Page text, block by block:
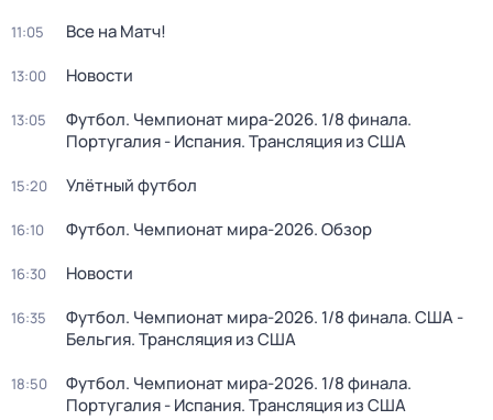
11:05 Все на Матч!
13:00 Новости
13:05
Футбол. Чемпионат мира-2026. 1/8 финала.
Португалия - Испания. Трансляция из США
15:20 Улётный футбол
16:10 Футбол. Чемпионат мира-2026. Обзор
16:30 Новости
16:35
Футбол. Чемпионат мира-2026. 1/8 финала. США -
Бельгия. Трансляция из США
18:50
Футбол. Чемпионат мира-2026. 1/8 финала.
Португалия - Испания. Трансляция из США